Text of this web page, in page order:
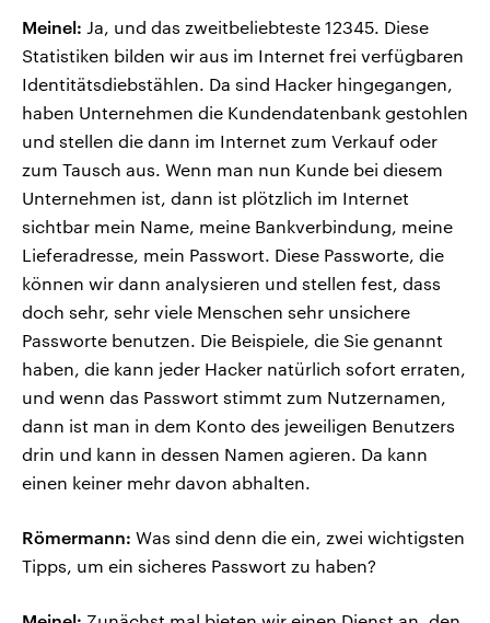
Meinel: Ja, und das zweitbeliebteste 12345. Diese
Statistiken bilden wir aus im Internet frei verfügbaren
Identitätsdiebstählen. Da sind Hacker hingegangen,
haben Unternehmen die Kundendatenbank gestohlen
und stellen die dann im Internet zum Verkauf oder
zum Tausch aus. Wenn man nun Kunde bei diesem
Unternehmen ist, dann ist plötzlich im Internet
sichtbar mein Name, meine Bankverbindung, meine
Lieferadresse, mein Passwort. Diese Passworte, die
können wir dann analysieren und stellen fest, dass
doch sehr, sehr viele Menschen sehr unsichere
Passworte benutzen. Die Beispiele, die Sie genannt
haben, die kann jeder Hacker natürlich sofort erraten,
und wenn das Passwort stimmt zum Nutzernamen,
dann ist man in dem Konto des jeweiligen Benutzers
drin und kann in dessen Namen agieren. Da kann
einen keiner mehr davon abhalten.
Römermann: Was sind denn die ein, zwei wichtigsten
Tipps, um ein sicheres Passwort zu haben?